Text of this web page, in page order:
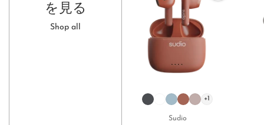
を見る
Shop all
+1
Sudio